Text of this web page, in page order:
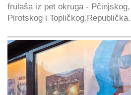
frulaša iz pet okruga -
Pirotskog i